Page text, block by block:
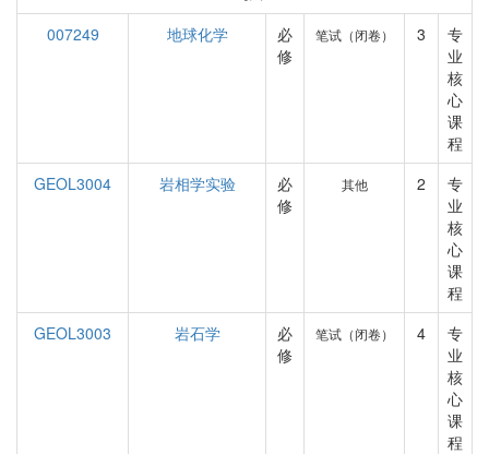
007249 地球化学
必
修
笔试（闭卷） 3
专
业
核
心
课
程
GEOL3004
岩相学实验
必
修
其他 2
专
业
核
心
课
程
GEOL3003
岩石学
必
修
笔试（闭卷） 4
专
业
核
心
课
程